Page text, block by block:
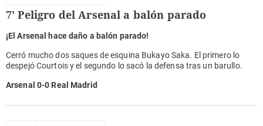
7' Peligro del Arsenal a balón parado
¡El Arsenal hace daño a balón parado!
Cerró mucho dos saques de esquina Bukayo Saka. El primero lo
despejó Courtois y el segundo lo sacó la defensa tras un barullo.
Arsenal 0-0 Real Madrid